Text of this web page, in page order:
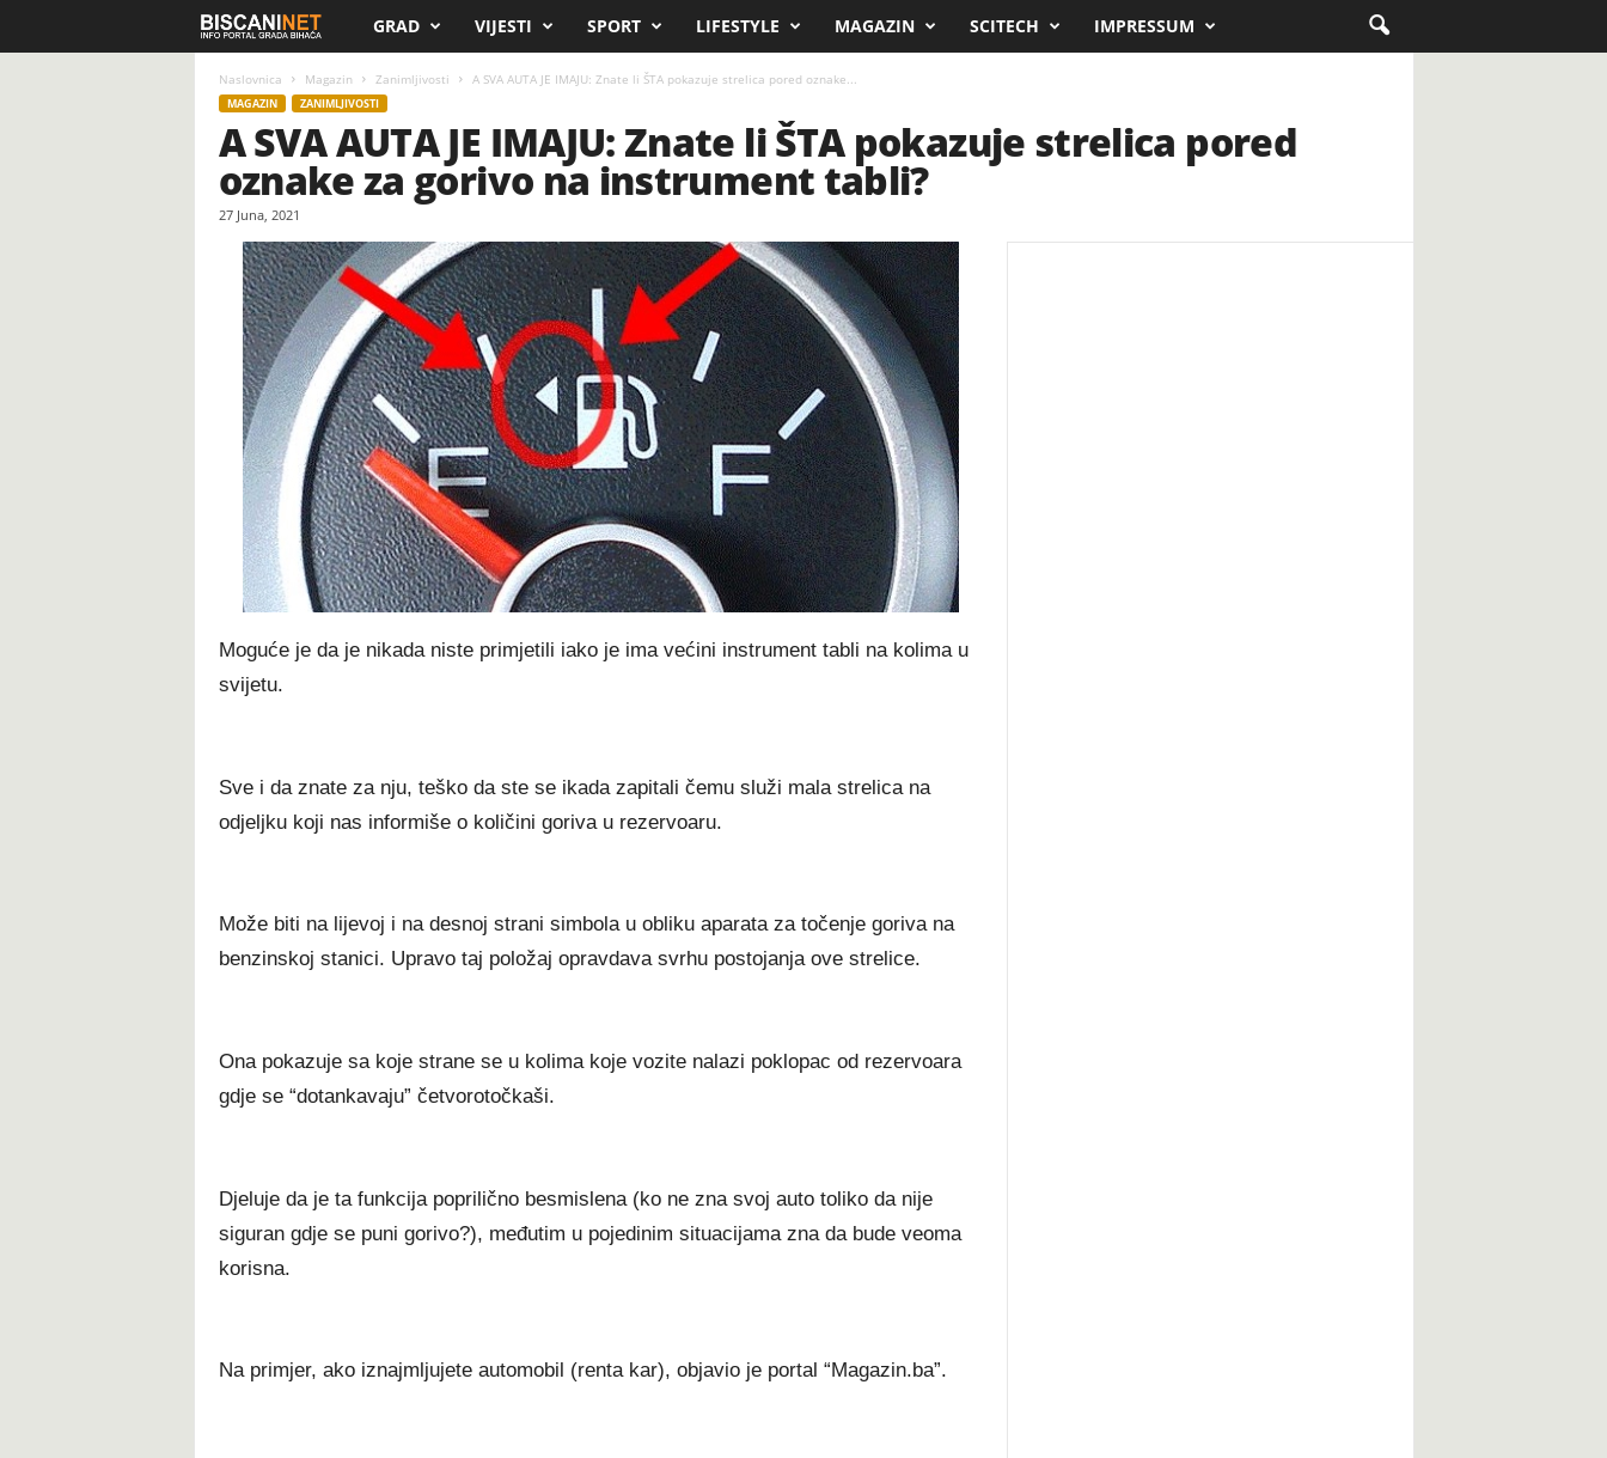
s
c
n
i
.
n
e
t
GRAD VIJESTI SPORT LIFESTYLE MAGAZIN SCITECH IMPRESSUM
Naslovnica Magazin Zanimljivosti A SVA AUTA JE IMAJU: Znate li ŠTA pokazuje strelica pored oznake...
MAGAZIN ZANIMLJIVOSTI
A SVA AUTA JE IMAJU: Znate li ŠTA pokazuje strelica pored
oznake za gorivo na instrument tabli?
27 Juna, 2021
Moguće je da je nikada niste primjetili iako je ima većini instrument tabli na kolima u
svijetu.
Sve i da znate za nju, teško da ste se ikada zapitali čemu služi mala strelica na
odjeljku koji nas informiše o količini goriva u rezervoaru.
Može biti na lijevoj i na desnoj strani simbola u obliku aparata za točenje goriva na
benzinskoj stanici. Upravo taj položaj opravdava svrhu postojanja ove strelice.
Ona pokazuje sa koje strane se u kolima koje vozite nalazi poklopac od rezervoara
gdje se “dotankavaju” četvorotočkaši.
Djeluje da je ta funkcija poprilično besmislena (ko ne zna svoj auto toliko da nije
siguran gdje se puni gorivo?), međutim u pojedinim situacijama zna da bude veoma
korisna.
Na primjer, ako iznajmljujete automobil (renta kar), objavio je portal “Magazin.ba”.